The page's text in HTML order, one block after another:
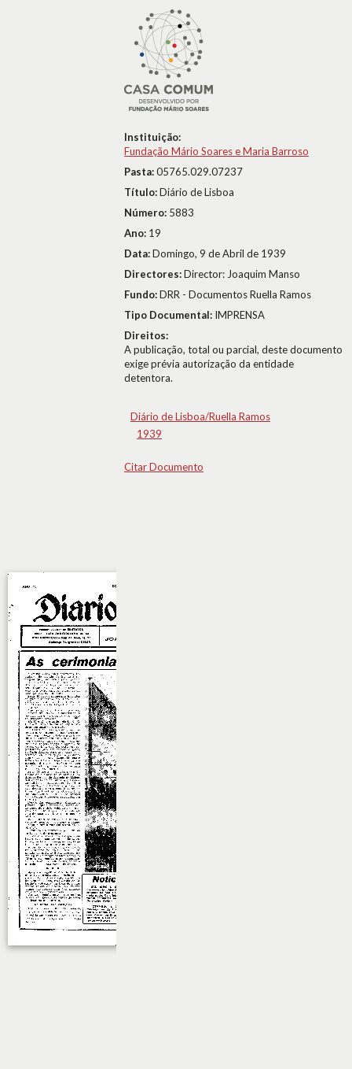
Instituição:
Fundação Mário Soares e Maria Barroso
Pasta:05765.029.07237
Título:Diário de Lisboa
Número: 5883
Ano: 19
Data:Domingo, 9 de Abril de 1939
Directores:Director: Joaquim Manso
Fundo:DRR - Documentos Ruella Ramos
Tipo Documental: IMPRENSA
Direitos:
A publicação, total ou parcial, deste documento
exige prévia autorização da entidade
detentora.
Diário de Lisboa/Ruella Ramos
1939
Citar Documento